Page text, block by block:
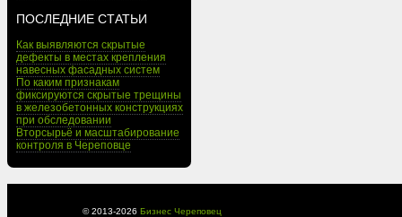
ПОСЛЕДНИЕ СТАТЬИ
Как выявляются скрытые
дефекты в местах крепления
навесных фасадных систем
По каким признакам
фиксируются скрытые трещины
в железобетонных конструкциях
при обследовании
Вторсырьё и масштабирование
контроля в Череповце
© 2013-2026 Бизнес Череповец